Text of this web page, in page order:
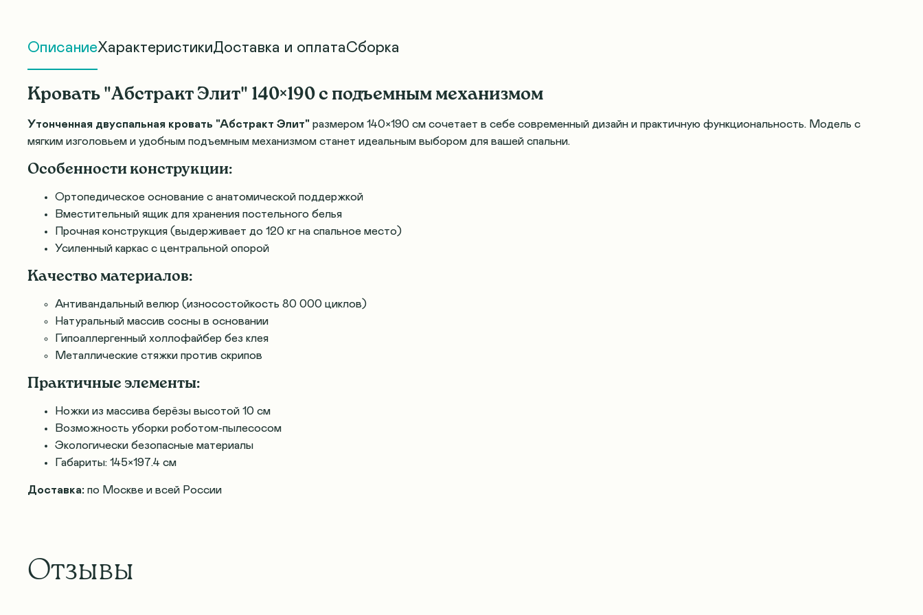
ОписаниеХарактеристикиДоставка и оплатаСборка
Кровать "Абстракт Элит" 140×190 с подъемным механизмом
Утонченная двуспальная кровать "Абстракт Элит" размером 140×190 см сочетает в себе современный дизайн и практичную функциональность. Модель с
мягким изголовьем и удобным подъемным механизмом станет идеальным выбором для вашей спальни.
Особенности конструкции:
Ортопедическое основание с анатомической поддержкой
Вместительный ящик для хранения постельного белья
Прочная конструкция (выдерживает до 120 кг на спальное место)
Усиленный каркас с центральной опорой
Качество материалов:
Антивандальный велюр (износостойкость 80 000 циклов)
Натуральный массив сосны в основании
Гипоаллергенный холлофайбер без клея
Металлические стяжки против скрипов
Практичные элементы:
Ножки из массива берёзы высотой 10 см
Возможность уборки роботом-пылесосом
Экологически безопасные материалы
Габариты: 145×197.4 см
Доставка: по Москве и всей России
Отзывы